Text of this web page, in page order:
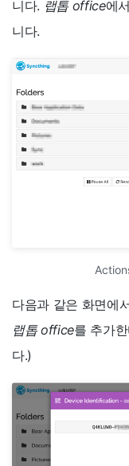
니다. 랩톱 office에
니다.
다음과 같은 화면에
랩톱 office를 추가
다.)